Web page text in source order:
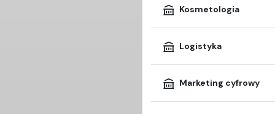
Kosmetologia
Logistyka
Marketing cyfrowy